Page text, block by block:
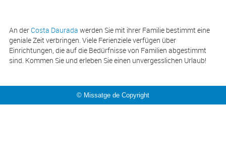
An der Costa Daurada werden Sie mit ihrer Familie bestimmt eine
geniale Zeit verbringen. Viele Ferienziele verfügen über
Einrichtungen, die auf die Bedürfnisse von Familien abgestimmt
sind. Kommen Sie und erleben Sie einen unvergesslichen Urlaub!
© Missatge de Copyright